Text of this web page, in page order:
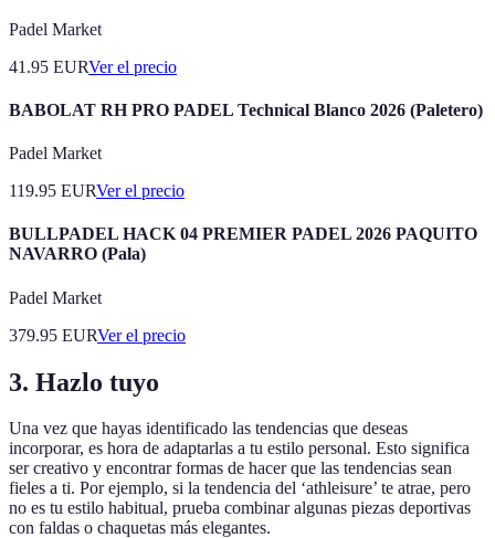
Padel Market
41.95 EURVer el precio
BABOLAT RH PRO PADEL Technical Blanco 2026 (Paletero)
Padel Market
119.95 EURVer el precio
BULLPADEL HACK 04 PREMIER PADEL 2026 PAQUITO
NAVARRO (Pala)
Padel Market
379.95 EURVer el precio
3. Hazlo tuyo
Una vez que hayas identificado las tendencias que deseas
incorporar, es hora de adaptarlas a tu estilo personal. Esto significa
ser creativo y encontrar formas de hacer que las tendencias sean
fieles a ti. Por ejemplo, si la tendencia del ‘athleisure’ te atrae, pero
no es tu estilo habitual, prueba combinar algunas piezas deportivas
con faldas o chaquetas más elegantes.